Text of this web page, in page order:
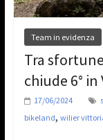
Team in evidenza
Tra
chiude 6° in
17/06/2024
bikeland, wilier